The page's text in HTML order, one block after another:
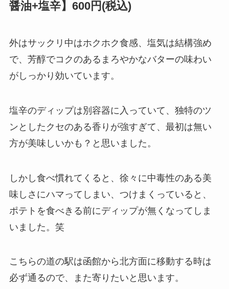
醤油+塩辛】600円(税込)
外はサックリ中はホクホク食感、塩気は結構強め
で、芳醇でコクのあるまろやかなバターの味わい
がしっかり効いています。
塩辛のディップは別容器に入っていて、独特のツ
ンとしたクセのある香りが強すぎて、最初は無い
方が美味しいかも？と思いました。
しかし食べ慣れてくると、徐々に中毒性のある美
味しさにハマってしまい、つけまくっていると、
ポテトを食べきる前にディップが無くなってしま
いました。笑
こちらの道の駅は函館から北方面に移動する時は
必ず通るので、また寄りたいと思います。